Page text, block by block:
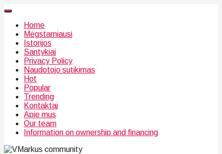
Home
Mėgstamiausi
Istorijos
Santykiai
Privacy Policy
Naudotojo sutikimas
Hot
Popular
Trending
Kontaktai
Apie mus
Our team
Information on ownership and financing
community